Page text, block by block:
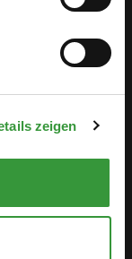
zeigen